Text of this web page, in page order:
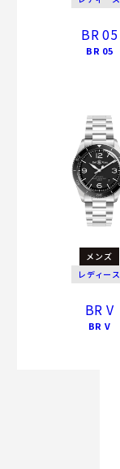
BR 05
BR 05
メンズ
レディース
BR V
BR V